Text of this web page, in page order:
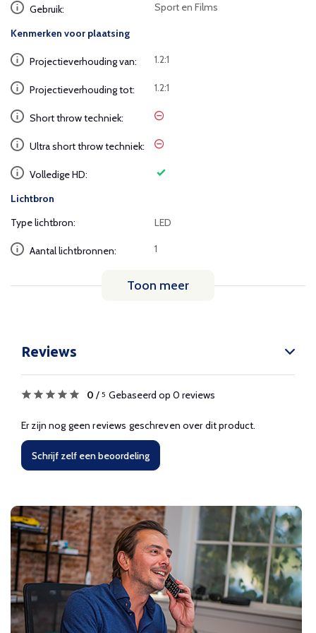
Gebruik: Sport en Films
Kenmerken voor plaatsing
Projectieverhouding van: 1.2:1
Projectieverhouding tot: 1.2:1
Short throw techniek:
Ultra short throw techniek:
Volledige HD:
Lichtbron
Type lichtbron:
LED
Aantal lichtbronnen: 1
Toon meer
Reviews
0 / 5 Gebaseerd op 0 reviews
Er zijn nog geen reviews geschreven over dit product.
Schrijf zelf een beoordeling